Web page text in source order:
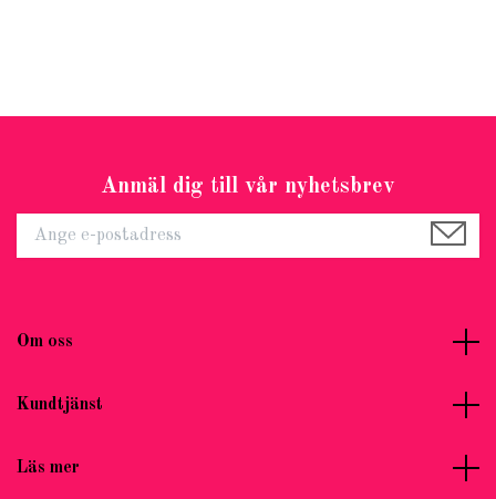
Anmäl dig till vår nyhetsbrev
Om oss
Kundtjänst
Läs mer